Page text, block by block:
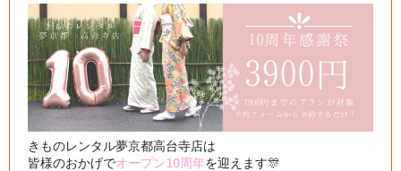
きものレンタル夢京都高台寺店は
皆様のおかげでオープン10周年を迎えます🎊